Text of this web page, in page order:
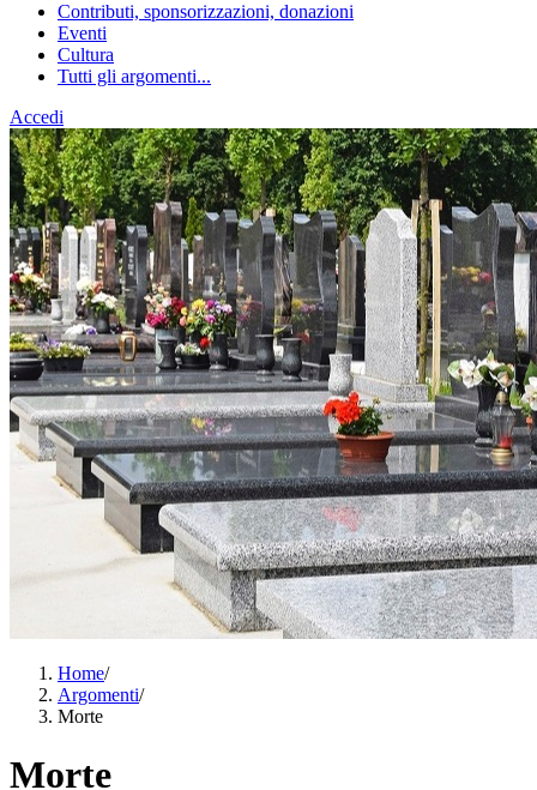
Contributi, sponsorizzazioni, donazioni
Eventi
Cultura
Tutti gli argomenti...
Accedi
Home/
Argomenti/
Morte
Morte